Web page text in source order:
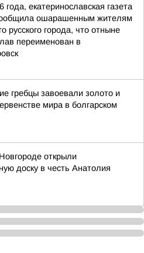
года, екатеринославская газета
ошарашенным жителям
русского города, что отныне
переименован в
гребцы завоевали золото и
мира в болгарском
открыли
доску в честь Анатолия